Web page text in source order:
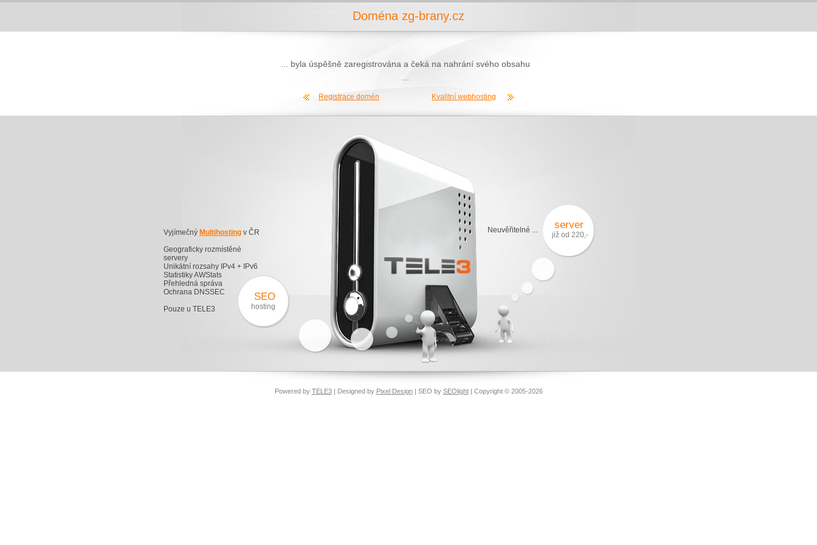
Doména zg-brany.cz
... byla úspěšně zaregistrována a čeká na nahrání svého obsahu
Registrace domén Kvalitní webhosting
Vyjímečný Multihosting v ČR
Geograficky rozmístěné
servery
Unikátní rozsahy IPv4 + IPv6
Statistiky AWStats
Přehledná správa
Ochrana DNSSEC
Pouze u TELE3
SEO
hosting
Neuvěřitelné ... server
již od 220,-
Powered by TELE3| Designed by Pixel Design| SEO by SEOlight| Copyright © 2005-2026